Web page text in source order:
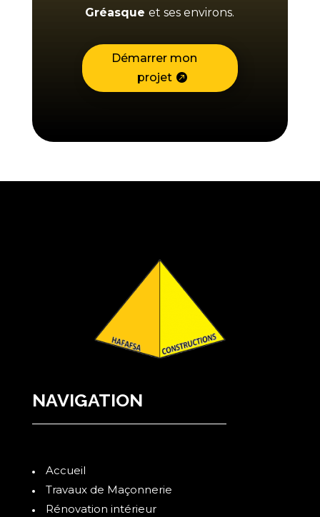
Gréasqueet ses environs.
Démarrer mon
projet
NAVIGATION
Accueil
Travaux de Maçonnerie
Rénovation intérieur